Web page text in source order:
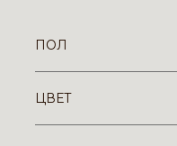
ПОЛ
ЦВЕТ